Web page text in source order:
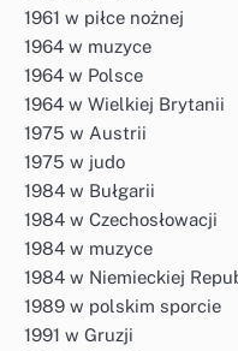
1961 w piłce nożnej
1964 w muzyce
1964 w Polsce
1964 w Wielkiej Brytanii
1975 w Austrii
1975 w judo
1984 w Bułgarii
1984 w Czechosłowacji
1984 w muzyce
1984 w Niemieckiej
1989 w polskim sporcie
1991 w Gruzji